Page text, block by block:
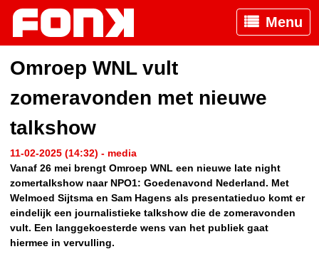
Menu
Omroep WNL vult
zomeravonden met nieuwe
talkshow
11-02-2025 (14:32) - media
Vanaf 26 mei brengt Omroep WNL een nieuwe late night
zomertalkshow naar NPO1: Goedenavond Nederland. Met
Welmoed Sijtsma en Sam Hagens als presentatieduo komt er
eindelijk een journalistieke talkshow die de zomeravonden
vult. Een langgekoesterde wens van het publiek gaat
hiermee in vervulling.